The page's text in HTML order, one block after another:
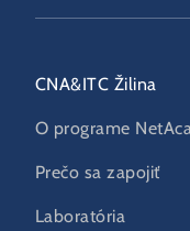
CNA&ITC Žilina
O programe
Prečo sa zapojiť
Laboratória